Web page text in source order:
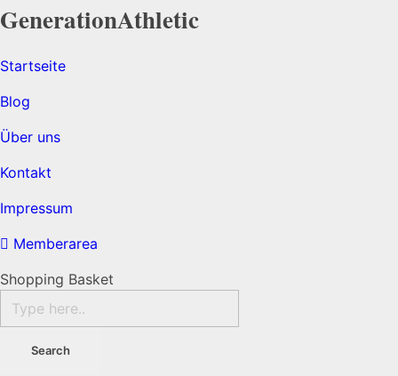
GenerationAthletic
Startseite
Blog
Über uns
Kontakt
Impressum
Memberarea
Shopping Basket